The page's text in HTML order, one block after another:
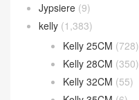
Jypsiere (9)
kelly (1,383)
Kelly 25CM (728)
Kelly 28CM (350)
Kelly 32CM (55)